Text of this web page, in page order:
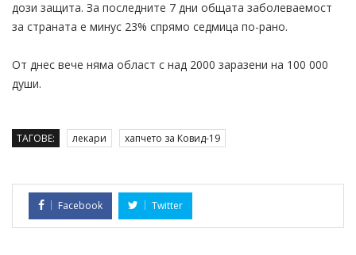
дози защита. За последните 7 дни общата заболеваемост
за страната е минус 23% спрямо седмица по-рано.
От днес вече няма област с над 2000 заразени на 100 000
души.
ТАГОВЕ: лекари хапчето за Ковид-19
Facebook Twitter